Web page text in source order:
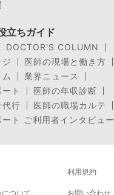
立ちガイド
DOCTOR’S COLUMN
医師の現場と働き方
業界ニュース
ト
医師の年収診断
代行
医師の職場カルテ
ト ご利用者インタビュー
利用規約
ついて お問い合わせ